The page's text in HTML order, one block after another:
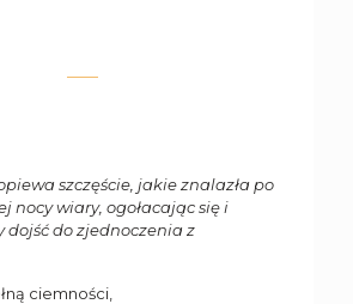
szczęście, jakie znalazła po
nocy wiary, ogołacając się i
dojść do zjednoczenia z
ciemności,